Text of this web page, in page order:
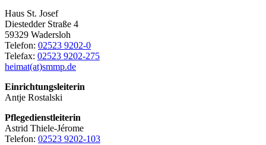
Haus St. Josef
Diestedder Straße 4
59329 Wadersloh
Telefon: 02523 9202-0
Telefax: 02523 9202-275
heimat(at)smmp.de
Einrichtungsleiterin
Antje Rostalski
Pflegedienstleiterin
Astrid Thiele-Jérome
Telefon: 02523 9202-103